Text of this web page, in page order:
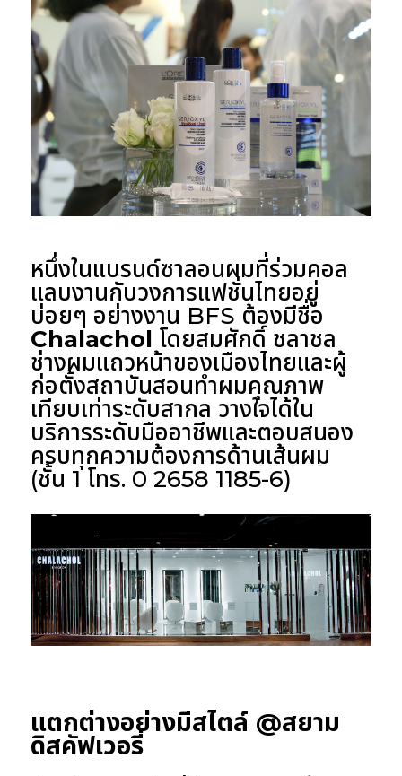
หนึ่งในแบรนด์ซาลอนผมที่ร่วมคอล
แลบงานกับวงการแฟชั่นไทยอยู่
บ่อยๆ อย่างงาน BFS ต้องมีชื่อ
Chalachol โดยสมศักดิ์ ชลาชล
ช่างผมแถวหน้าของเมืองไทยและผู้
ก่อตั้งสถาบันสอนทำผมคุณภาพ
เทียบเท่าระดับสากล วางใจได้ใน
บริการระดับมืออาชีพและตอบสนอง
ครบทุกความต้องการด้านเส้นผม
(ชั้น 1 โทร. 0 2658 1185-6)
แตกต่างอย่างมีสไตล์ @สยาม
ดิสคัฟเวอรี่